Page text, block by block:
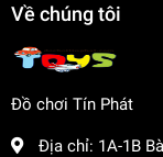
Về chúng tôi
Đồ chơi Tín Phát
Địa chỉ: 1A-1B